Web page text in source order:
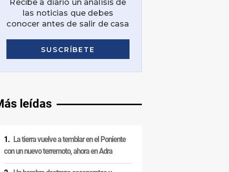
leídas
La tierra vuelve a temblar en el Poniente
con un nuevo terremoto, ahora en Adra